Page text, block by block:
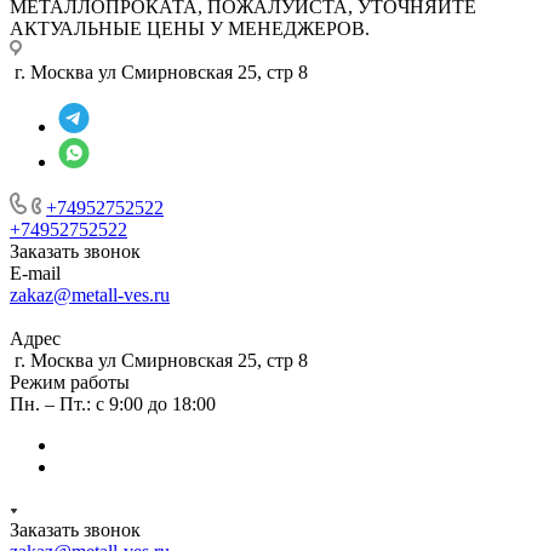
МЕТАЛЛОПРОКАТА, ПОЖАЛУЙСТА, УТОЧНЯЙТЕ
АКТУАЛЬНЫЕ ЦЕНЫ У МЕНЕДЖЕРОВ.
г. Москва ул Смирновская 25, стр 8
+74952752522
+74952752522
Заказать звонок
E-mail
zakaz@metall-ves.ru
Адрес
г. Москва ул Смирновская 25, стр 8
Режим работы
Пн. – Пт.: с 9:00 до 18:00
Заказать звонок